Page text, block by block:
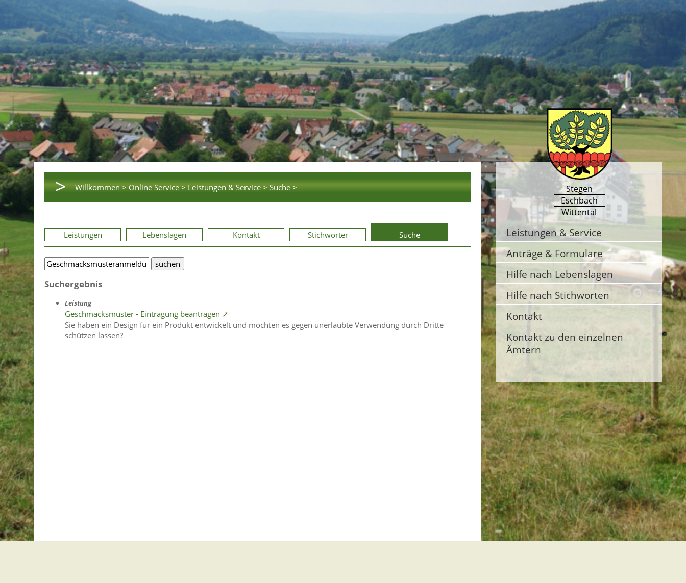
> Willkommen > Online Service > Leistungen & Service > Suche >
Leistungen Lebenslagen Kontakt Stichwörter Suche
Suchergebnis
Leistung
Geschmacksmuster - Eintragung beantragen ➚
Sie haben ein Design für ein Produkt entwickelt und möchten es gegen unerlaubte Verwendung durch Dritte
schützen lassen?
Stegen
Eschbach
Wittental
Leistungen & Service
Anträge & Formulare
Hilfe nach Lebenslagen
Hilfe nach Stichworten
Kontakt
Kontakt zu den einzelnen
Ämtern